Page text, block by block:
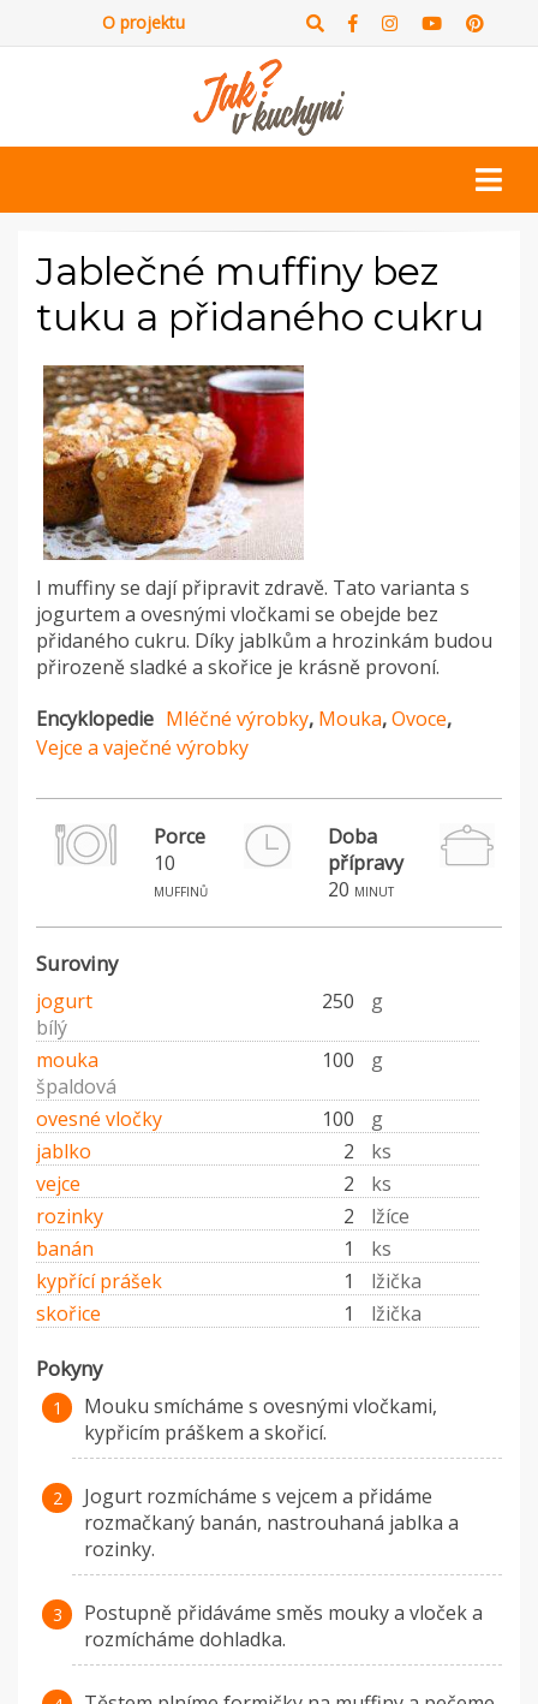
O projektu
Jablečné muffiny bez
tuku a přidaného cukru
I muffiny se dají připravit zdravě. Tato varianta s
jogurtem a ovesnými vločkami se obejde bez
přidaného cukru. Díky jablkům a hrozinkám budou
přirozeně sladké a skořice je krásně provoní.
Encyklopedie Mléčné výrobky, Mouka,Ovoce,
Vejce a vaječné výrobky
Porce
10
muffinů
Doba
přípravy
20 minut
Suroviny
jogurt 250
g
bílý
mouka
100
g
špaldová
ovesné vločky
100
g
jablko
2
ks
vejce
2
ks
rozinky
2
lžíce
banán
1
ks
kypřící prášek
1
lžička
skořice
1 lžička
Pokyny
Mouku smícháme s ovesnými vločkami,
kypřicím práškem a skořicí.
Jogurt rozmícháme s vejcem a přidáme
rozmačkaný banán, nastrouhaná jablka a
rozinky.
Postupně přidáváme směs mouky a vloček a
rozmícháme dohladka.